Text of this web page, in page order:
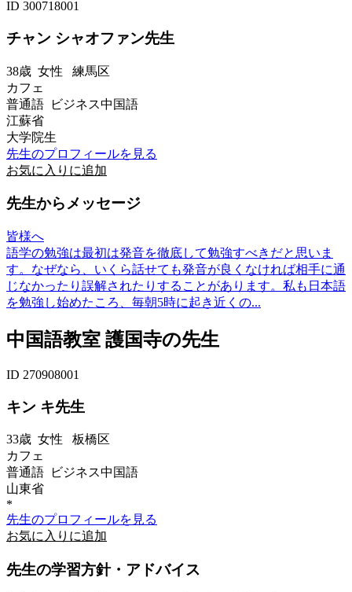
ID 300718001
チャン シャオファン先生
38歳 女性 練馬区
カフェ
普通語 ビジネス中国語
江蘇省
大学院生
先生のプロフィールを見る
お気に入りに追加
先生からメッセージ
皆様へ
語学の勉強は最初は発音を徹底して勉強すべきだと思いま
す。なぜなら、いくら話せても発音が良くなければ相手に通
じなかったり誤解されたりすることがあります。私も日本語
を勉強し始めたころ、毎朝5時に起き近くの...
中国語教室 護国寺の先生
ID 270908001
キン キ先生
33歳 女性 板橋区
カフェ
普通語 ビジネス中国語
山東省
*
先生のプロフィールを見る
お気に入りに追加
先生の学習方針・アドバイス